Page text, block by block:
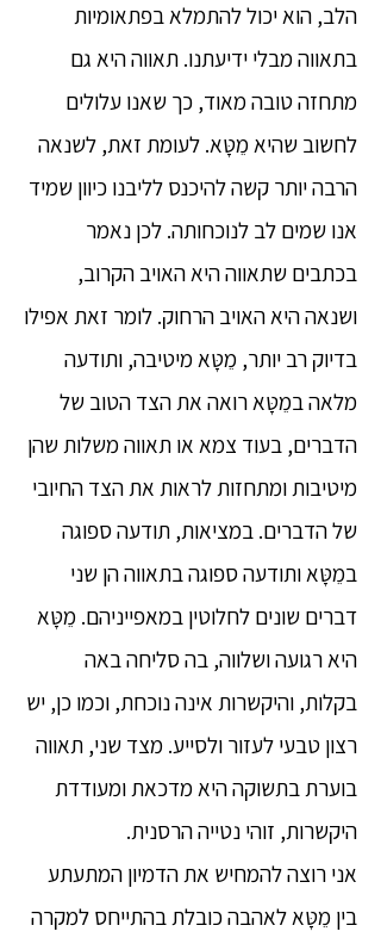
הלב, הוא יכול להתמלא בפתאומיות
בתאווה מבלי ידיעתנו. תאווה היא גם
מתחזה טובה מאוד, כך שאנו עלולים
לחשוב שהיא מֵטָּא. לעומת זאת, לשנאה
הרבה יותר קשה להיכנס לליבנו כיוון שמיד
אנו שמים לב לנוכחותה. לכן נאמר
בכתבים שתאווה היא האויב הקרוב,
ושנאה היא האויב הרחוק. לומר זאת אפילו
בדיוק רב יותר, מֵטָּא מיטיבה, ותודעה
מלאה במֵטָּא רואה את הצד הטוב של
הדברים, בעוד צמא או תאווה משלות שהן
מיטיבות ומתחזות לראות את הצד החיובי
של הדברים. במציאות, תודעה ספוגה
במֵטָּא ותודעה ספוגה בתאווה הן שני
דברים שונים לחלוטין במאפייניהם. מֵטָּא
היא רגועה ושלווה, בה סליחה באה
בקלות, והיקשרות אינה נוכחת, וכמו כן, יש
רצון טבעי לעזור ולסייע. מצד שני, תאווה
בוערת בתשוקה היא מדכאת ומעודדת
היקשרות, זוהי נטייה הרסנית.
אני רוצה להמחיש את הדמיון המתעתע
בין מֵטָּא לאהבה כובלת בהתייחס למקרה